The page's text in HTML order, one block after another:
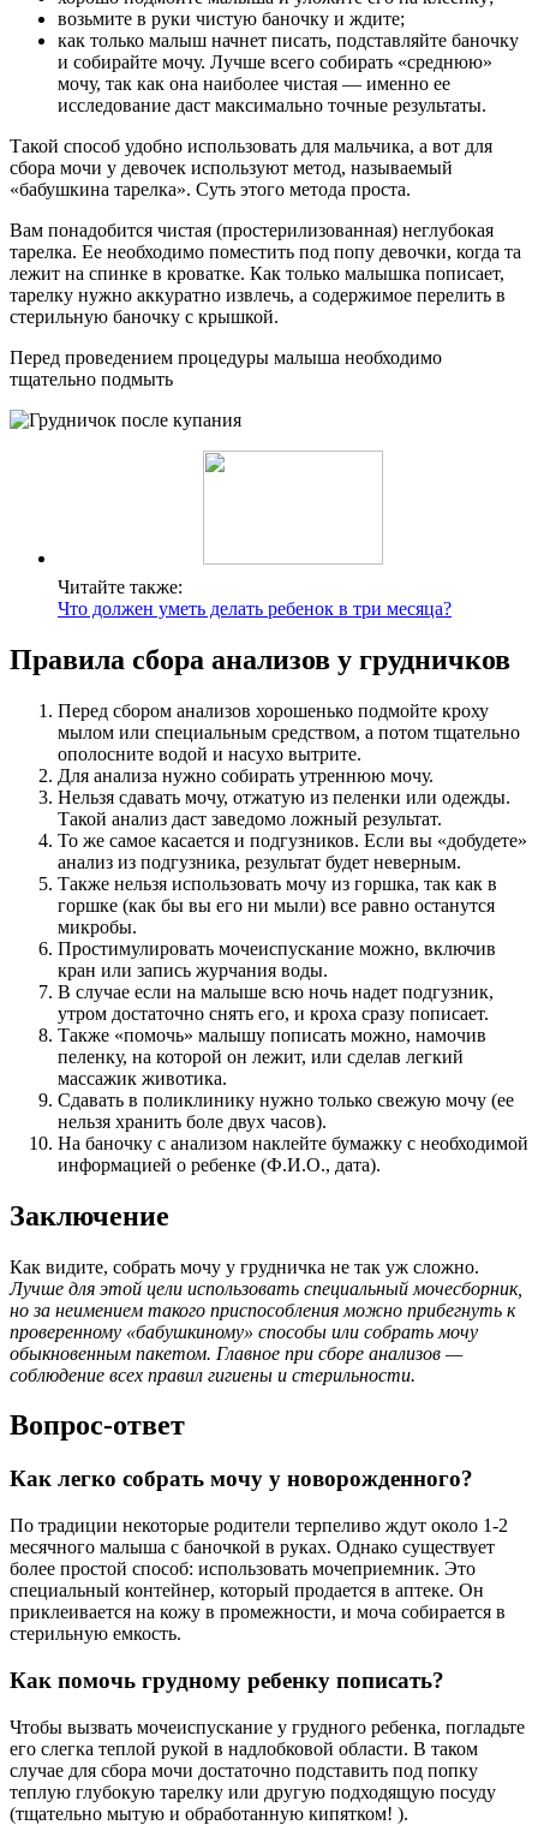
возьмите в руки чистую баночку и ждите;
как только малыш начнет писать, подставляйте баночку
и собирайте мочу. Лучше всего собирать «среднюю»
мочу, так как она наиболее чистая — именно ее
исследование даст максимально точные результаты.
Такой способ удобно использовать для мальчика, а вот для
сбора мочи у девочек используют метод, называемый
«бабушкина тарелка». Суть этого метода проста.
Вам понадобится чистая (простерилизованная) неглубокая
тарелка. Ее необходимо поместить под попу девочки, когда та
лежит на спинке в кроватке. Как только малышка пописает,
тарелку нужно аккуратно извлечь, а содержимое перелить в
стерильную баночку с крышкой.
Перед проведением процедуры малыша необходимо
тщательно подмыть
Читайте также:
Что должен уметь делать ребенок в три месяца?
Правила сбора анализов у грудничков
Перед сбором анализов хорошенько подмойте кроху
мылом или специальным средством, а потом тщательно
ополосните водой и насухо вытрите.
Для анализа нужно собирать утреннюю мочу.
Нельзя сдавать мочу, отжатую из пеленки или одежды.
Такой анализ даст заведомо ложный результат.
То же самое касается и подгузников. Если вы «добудете»
анализ из подгузника, результат будет неверным.
Также нельзя использовать мочу из горшка, так как в
горшке (как бы вы его ни мыли) все равно останутся
микробы.
Простимулировать мочеиспускание можно, включив
кран или запись журчания воды.
В случае если на малыше всю ночь надет подгузник,
утром достаточно снять его, и кроха сразу пописает.
Также «помочь» малышу пописать можно, намочив
пеленку, на которой он лежит, или сделав легкий
массажик животика.
Сдавать в поликлинику нужно только свежую мочу (ее
нельзя хранить боле двух часов).
На баночку с анализом наклейте бумажку с необходимой
информацией о ребенке (Ф.И.О., дата).
Заключение
Как видите, собрать мочу у грудничка не так уж сложно.
Лучше для этой цели использовать специальный мочесборник,
но за неимением такого приспособления можно прибегнуть к
проверенному «бабушкиному» способы или собрать мочу
обыкновенным пакетом. Главное при сборе анализов —
соблюдение всех правил гигиены и стерильности.
Вопрос-ответ
Как легко собрать мочу у новорожденного?
По традиции некоторые родители терпеливо ждут около 1-2
месячного малыша с баночкой в руках. Однако существует
более простой способ: использовать мочеприемник. Это
специальный контейнер, который продается в аптеке. Он
приклеивается на кожу в промежности, и моча собирается в
стерильную емкость.
Как помочь грудному ребенку пописать?
Чтобы вызвать мочеиспускание у грудного ребенка, погладьте
его слегка теплой рукой в надлобковой области. В таком
случае для сбора мочи достаточно подставить под попку
теплую глубокую тарелку или другую подходящую посуду
(тщательно мытую и обработанную кипятком! ).